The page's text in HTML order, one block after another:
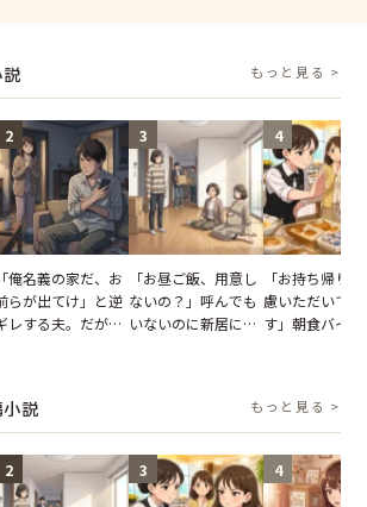
もっと見る >
2
「俺名義の家だ、お
らが出てけ」と逆
レする夫。だが、
3
「お昼ご飯、用意し
ないの？」呼んでも
いないのに新居にあ
4
「お持ち帰り
慮いただいて
す」朝食バイ
が一変
説 もっと見る >
2 3 4